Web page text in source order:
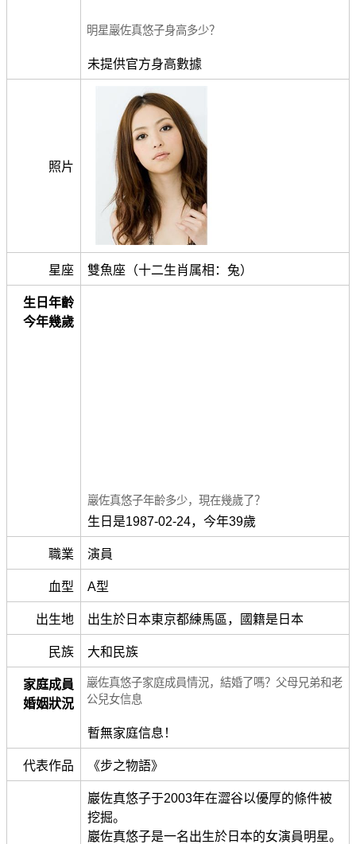
明星巖佐真悠子身高多少？
未提供官方身高數據
照片
星座 雙魚座（十二生肖属相：兔）
生日年齡
今年幾歲
巖佐真悠子年齡多少，現在幾歲了？
生日是1987-02-24，今年39歲
職業 演員
血型 A型
出生地 出生於日本東京都練馬區，國籍是日本
民族 大和民族
家庭成員
婚姻狀況
巖佐真悠子家庭成員情況，結婚了嗎？父母兄弟和老
公兒女信息
暫無家庭信息！
代表作品 《步之物語》
巖佐真悠子于2003年在澀谷以優厚的條件被
挖掘。
巖佐真悠子是一名出生於日本的女演員明星。